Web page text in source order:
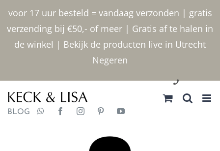
voor 17 uur besteld = vandaag verzonden | gratis
verzending bij €50,- of meer | Gratis af te halen in
de winkel | Bekijk de producten live in Utrecht
Negeren
inhoud
030 2400000
BLOG